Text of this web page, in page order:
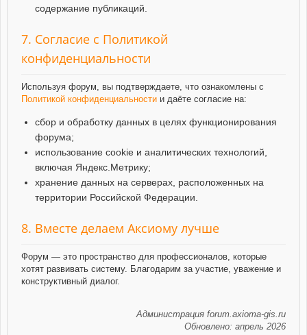
содержание публикаций.
7. Согласие с Политикой
конфиденциальности
Используя форум, вы подтверждаете, что ознакомлены с
Политикой конфиденциальности и даёте согласие на:
сбор и обработку данных в целях функционирования
форума;
использование cookie и аналитических технологий,
включая Яндекс.Метрику;
хранение данных на серверах, расположенных на
территории Российской Федерации.
8. Вместе делаем Аксиому лучше
Форум — это пространство для профессионалов, которые
хотят развивать систему. Благодарим за участие, уважение и
конструктивный диалог.
Администрация forum.axioma-gis.ru
Обновлено: апрель 2026